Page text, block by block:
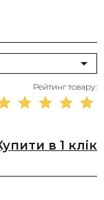
Рейтинг товару:
в 1 клік